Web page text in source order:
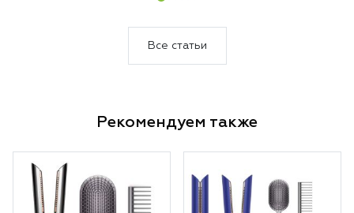
как фен Supersonic, футуристический
Все статьи
Рекомендуем также